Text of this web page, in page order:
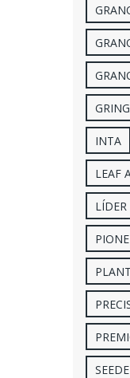
INTA
LEAF
LÍDER